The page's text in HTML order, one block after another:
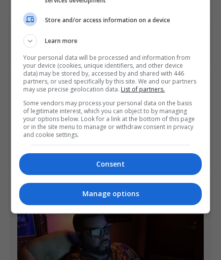
PREVIOUS ARTICLE
Produtor de Resident Evil 7 admite ser fã de PT, mas teve
ideia antes da Konami
NEXT ARTICLE
Miyamoto promete "um novo tipo de Mario" na E3 do ano
que vem
ÚLTIMAS NOTÍCIAS
Store and/or access information on a device
Learn more
Your personal data will be processed and information from
your device (cookies, unique identifiers, and other device
data) may be stored by, accessed by and shared with 446
partners, or used specifically by this site. We and our partners
may use precise geolocation data. List of partners.
Some vendors may process your personal data on the basis
of legitimate interest, which you can object to by managing
your options below. Look for a link at the bottom of this page
or in the site menu to manage or withdraw consent in privacy
and cookie settings.
Consent
Manage options